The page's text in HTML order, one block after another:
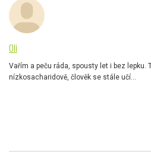
Oli
Vařím a peču ráda, spousty let i bez lepku.
nízkosacharidově, člověk se stále učí...